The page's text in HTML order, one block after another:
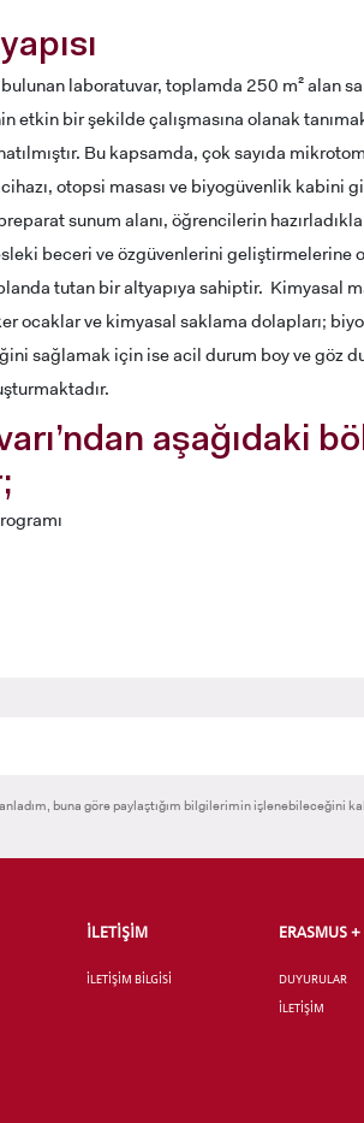
ADAY ÖĞRENCİ
ADAYLARI
laboratuvar, toplamda 250 m² alan
etkin bir şekilde çalışmasına olanak
Bu kapsamda, çok sayıda
otopsi masası ve biyogüvenlik kabini
sunum alanı, öğrencilerin
beceri ve özgüvenlerini geliştirmelerine
tutan bir altyapıya sahiptir. Kimyasal
ocaklar ve kimyasal saklama dolapları;
sağlamak için ise acil durum boy ve göz
aşağıdaki
buna göre paylaştığım bilgilerimin işlenebileceğini
İLETİŞİM
İLETİŞİM BİLGİSİ
ERASMUS +
DUYURULAR
İLETİŞİM